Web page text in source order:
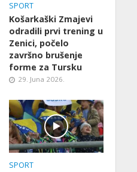
SPORT
Košarkaški Zmajevi
odradili prvi trening u
Zenici, počelo
završno brušenje
forme za Tursku
29. Juna 2026.
SPORT